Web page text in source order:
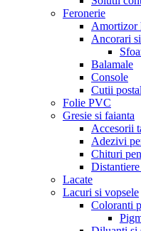
Feronerie
Amortizor
Ancorari
Balamale
Console
Cutii
Folie PVC
Gresie si faianta
Accesorii
Adezivi
Chituri
Lacate
Lacuri si vopsele
Coloranti